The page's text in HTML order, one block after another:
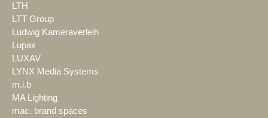
LTH
LTT Group
Ludwig Kameraverleih
Lupax
LUXAV
LYNX Media Systems
m.i.b
MA Lighting
mac. brand spaces